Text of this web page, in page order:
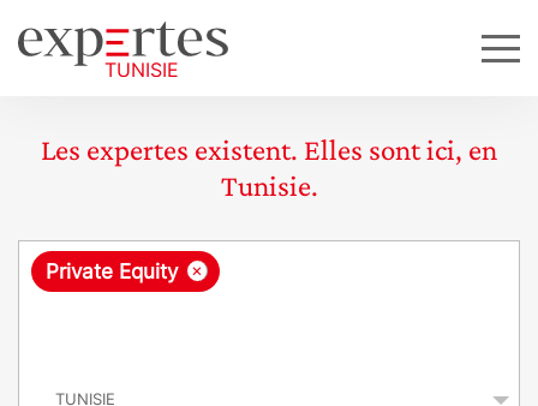
Les expertes existent. Elles sont ici, en
Tunisie.
R
×
Private Equity